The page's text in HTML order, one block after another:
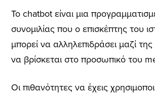
Το chatbot είναι μια
συνομιλίας που ο επισκέπτης του
μπορεί να αλληλεπιδράσει μαζί
να βρίσκεται στο προσωπικό του
Οι πιθανότητες να έχεις